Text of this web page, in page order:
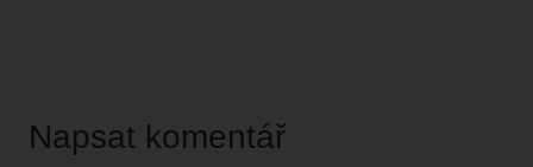
Napsat komentář